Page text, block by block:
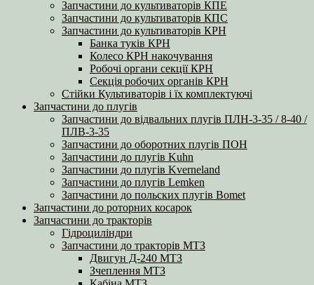
Запчастини до культиваторів КПЕ
Запчастини до культиваторів КПС
Запчастини до культиваторів КРН
Банка туків КРН
Колесо КРН накочування
Робочі органи секції КРН
Секція робочих органів КРН
Стійки Культиваторів і їх комплектуючі
Запчастини до плугів
Запчастини до відвальних плугів ПЛН-3-35 / 8-40 /
ПЛВ-3-35
Запчастини до оборотних плугів ПОН
Запчастини до плугів Kuhn
Запчастини до плугів Kverneland
Запчастини до плугів Lemken
Запчастини до польских плугів Bomet
Запчастини до роторних косарок
Запчастини до тракторів
Гідроциліндри
Запчастини до тракторів МТЗ
Двигун Д-240 МТЗ
Зчеплення МТЗ